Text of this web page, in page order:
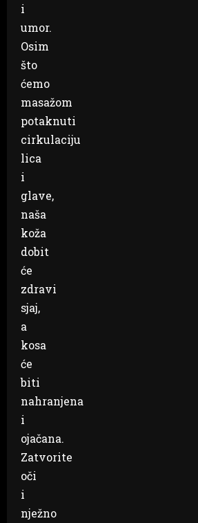
i
umor.
Osim
što
ćemo
masažom
potaknuti
cirkulaciju
lica
i
glave,
naša
koža
dobit
će
zdravi
sjaj,
a
kosa
će
biti
nahranjena
i
ojačana.
Zatvorite
oči
i
nježno